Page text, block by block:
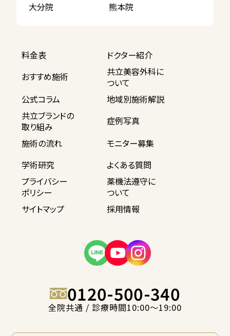
大分院 熊本院
料金表
ドクター紹介
おすすめ施術
共立美容外科に
ついて
公式コラム
地域別施術解説
共立ブランドの
取り組み
症例写真
施術の流れ
モニター募集
学術研究
よくある質問
プライバシー
ポリシー
薬機法遵守に
ついて
サイトマップ
採用情報
0120-500-340
全院共通 / 診療時間10:00〜19:00